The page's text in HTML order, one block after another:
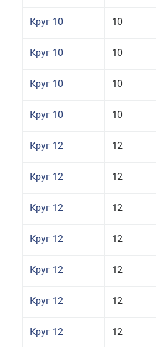
Круг 10 10
Круг 10 10
Круг 10 10
Круг 10 10
Круг 12 12
Круг 12 12
Круг 12 12
Круг 12 12
Круг 12 12
Круг 12 12
Круг 12 12